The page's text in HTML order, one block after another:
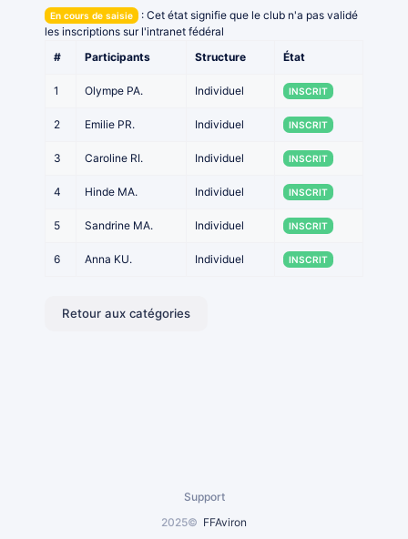
En cours de saisie : Cet état signifie que le club n'a pas validé
les inscriptions sur l'intranet fédéral
#
Participants Structure État
1 Olympe PA. Individuel INSCRIT
2 Emilie PR. Individuel INSCRIT
3 Caroline RI. Individuel INSCRIT
4 Hinde MA. Individuel INSCRIT
5 Sandrine MA. Individuel INSCRIT
6 Anna KU. Individuel INSCRIT
Retour aux catégories
2025© FFAviron
Support